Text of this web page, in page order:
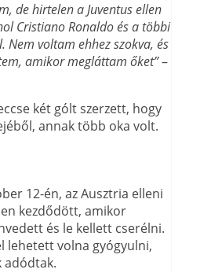
de hirtelen a Juventus ellen
Cristiano Ronaldo és a többi
Nem voltam ehhez szokva, és
amikor megláttam őket”–
két gólt szerzett, hogy
annak több oka volt.
12-én, az Ausztria elleni
kezdődött, amikor
és le kellett cserélni.
lehetett volna gyógyulni,
adódtak.